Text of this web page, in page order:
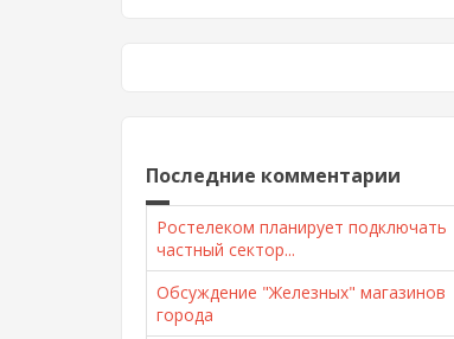
Последние комментарии
Ростелеком планирует подключать
частный сектор...
Обсуждение "Железных" магазинов
города